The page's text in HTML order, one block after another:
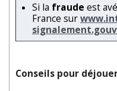
Si la fraude est
France sur
Conseils pour